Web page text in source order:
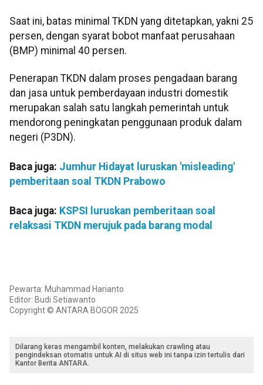
Saat ini, batas minimal TKDN yang ditetapkan, yakni 25
persen, dengan syarat bobot manfaat perusahaan
(BMP) minimal 40 persen.
Penerapan TKDN dalam proses pengadaan barang
dan jasa untuk pemberdayaan industri domestik
merupakan salah satu langkah pemerintah untuk
mendorong peningkatan penggunaan produk dalam
negeri (P3DN).
Baca juga: Jumhur Hidayat luruskan 'misleading'
pemberitaan soal TKDN Prabowo
Baca juga: KSPSI luruskan pemberitaan soal
relaksasi TKDN merujuk pada barang modal
Pewarta: Muhammad Harianto
Editor: Budi Setiawanto
Copyright © ANTARA BOGOR 2025
Dilarang keras mengambil konten, melakukan crawling atau
pengindeksan otomatis untuk AI di situs web ini tanpa izin tertulis dari
Kantor Berita ANTARA.